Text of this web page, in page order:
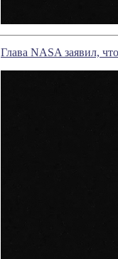
Глава NASA заявил,